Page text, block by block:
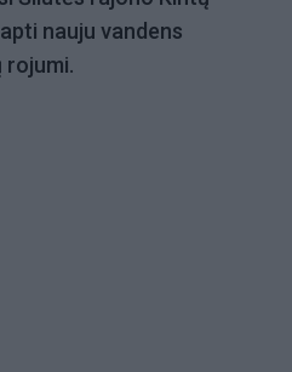
nauju vandens
rojumi.